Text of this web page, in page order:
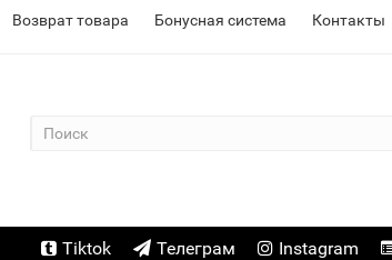
Возврат товара Бонусная система Контакты
Tiktok Телеграм Instagram